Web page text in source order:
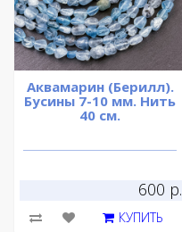
Аквамарин (Берилл).
Бусины 7-10 мм. Нить
40 см.
600 р.
КУПИТЬ